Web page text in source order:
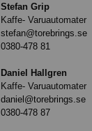
Stefan Grip
Kaffe- Varuautomater
stefan@torebrings.se
0380-478 81
Daniel Hallgren
Kaffe- Varuautomater
daniel@torebrings.se
0380-478 87